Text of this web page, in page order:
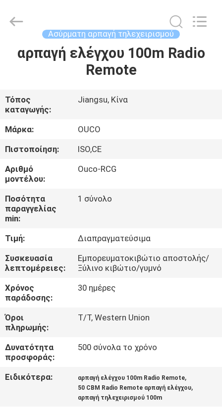
ΣΠΊΤΙ
ΒΊΝΤΕΟ
ΕΜΦΆΝΙΣΗ
VR
ΣΧΕΤΙΚΆ
ΜΕ
ΕΜΆΣ
ΕΠΙΣΚΈΨΕΙΣ
ΕΡΓΟΣΤΆΣΙΟ
ΈΛΕΓΧΟΣ
ΠΟΙΌΤΗΤΑΣ
ΕΙΔΉΣΕΙΣ
GROUP
Reserved.
Ασύρματη αρπαγή τηλεχειρισμού
αρπαγή ελέγχου 100m Radio
Remote
Τόπος
καταγωγής:
Jiangsu, Κίνα
Μάρκα:
OUCO
Πιστοποίηση:
ISO,CE
Αριθμό
μοντέλου:
Ouco-RCG
Ποσότητα
παραγγελίας
min:
1 σύνολο
Τιμή:
Διαπραγματεύσιμα
Συσκευασία
λεπτομέρειες:
Εμπορευματοκιβώτιο αποστολής/
Ξύλινο κιβώτιο/γυμνό
Χρόνος
παράδοσης:
30 ημέρες
Όροι
πληρωμής:
T/T, Western Union
Δυνατότητα
προσφοράς:
500 σύνολα το χρόνο
Ειδικότερα: αρπαγή ελέγχου 100m Radio Remote,
50 CBM Radio Remote αρπαγή ελέγχου,
αρπαγή τηλεχειρισμού 100m